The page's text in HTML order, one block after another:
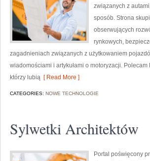
związanych z
sposób. Strona
obserwujących
rynkowych,
zagadnieniach związanych z użytkowaniem
wiadomościami i artykułami o motoryzacji.
którzy lubią [ Read More ]
CATEGORIES: NOWE TECHNOLOGIE
Sylwetki Architektów
Portal poświęcony